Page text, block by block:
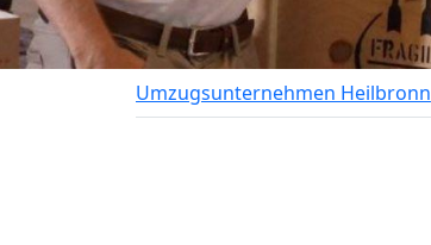
Umzugsunternehmen Heilbronn